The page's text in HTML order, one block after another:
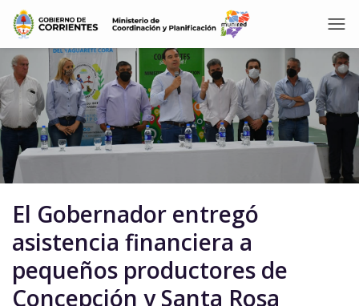
El Gobernador entregó
asistencia financiera a
pequeños productores de
Concepción y Santa Rosa